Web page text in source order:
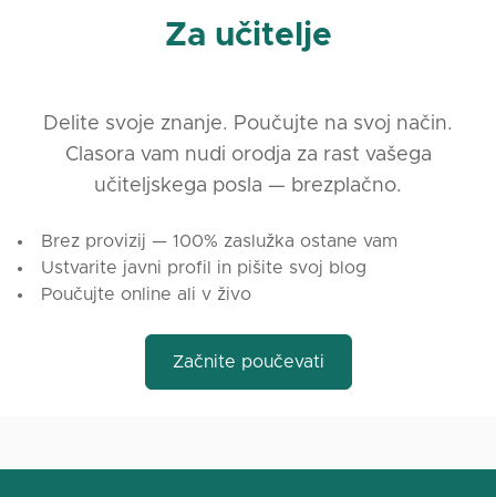
Za učitelje
Delite svoje znanje. Poučujte na svoj način.
Clasora vam nudi orodja za rast vašega
učiteljskega posla — brezplačno.
Brez provizij — 100% zaslužka ostane vam
Ustvarite javni profil in pišite svoj blog
Poučujte online ali v živo
Začnite poučevati